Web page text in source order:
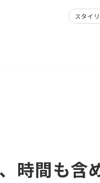
スタイ
時間も含